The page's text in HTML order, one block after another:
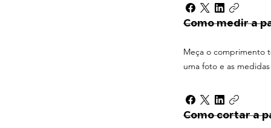
Como medir a
Meça o comprimento
uma foto e as
Como cortar a